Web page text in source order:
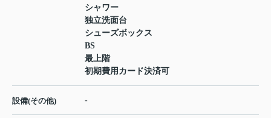
シャワー
独立洗面台
シューズボックス
BS
最上階
初期費用カード決済可
設備(その他) -